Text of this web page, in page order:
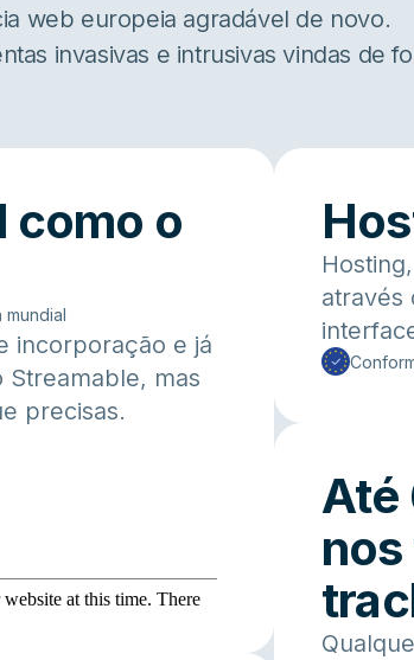
web europeia agradável de novo.
invasivas e intrusivas vindas de
como o
mundial
incorporação e já
Streamable, mas
precisas.
através
Até